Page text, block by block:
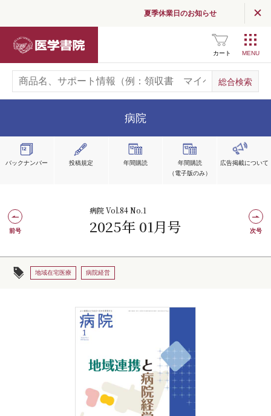
夏季休業日のお知らせ
カート
病院
バックナンバー 投稿規定 年間購読
年間購読
（電子版のみ）
広告掲載について
病院 Vol.84 No.1
2025年 01月号
前号 次号
地域在宅医療 病院経営